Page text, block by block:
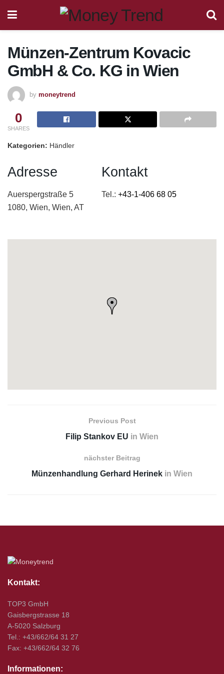
Münzen-Zentrum Kovacic
GmbH & Co. KG in Wien
by moneytrend
0
SHARES
Kategorien: Händler
Adresse
Auerspergstraße 5
1080, Wien, Wien, AT
Kontakt
Tel.:+43-1-406 68 05
Previous Post
Filip Stankov EU in Wien
nächster Beitrag
Münzenhandlung Gerhard Herinek in Wien
Kontakt:
TOP3 GmbH
Gaisbergstrasse 18
A-5020 Salzburg
Tel.: +43/662/64 31 27
Fax: +43/662/64 32 76
Informationen: